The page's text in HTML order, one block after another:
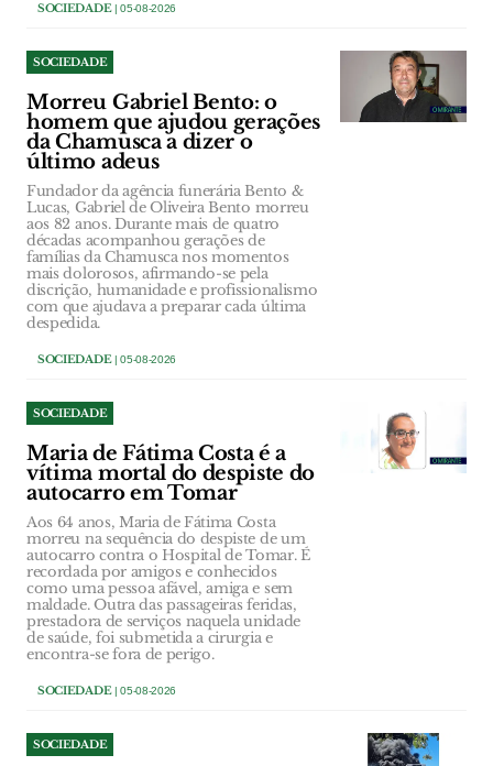
SOCIEDADE| 05-08-2026
SOCIEDADE
Morreu Gabriel Bento: o
homem que ajudou gerações
da Chamusca a dizer o
último adeus
Fundador da agência funerária Bento &
Lucas, Gabriel de Oliveira Bento morreu
aos 82 anos. Durante mais de quatro
décadas acompanhou gerações de
famílias da Chamusca nos momentos
mais dolorosos, afirmando-se pela
discrição, humanidade e profissionalismo
com que ajudava a preparar cada última
despedida.
SOCIEDADE| 05-08-2026
SOCIEDADE
Maria de Fátima Costa é a
vítima mortal do despiste do
autocarro em Tomar
Aos 64 anos, Maria de Fátima Costa
morreu na sequência do despiste de um
autocarro contra o Hospital de Tomar. É
recordada por amigos e conhecidos
como uma pessoa afável, amiga e sem
maldade. Outra das passageiras feridas,
prestadora de serviços naquela unidade
de saúde, foi submetida a cirurgia e
encontra-se fora de perigo.
SOCIEDADE| 05-08-2026
SOCIEDADE